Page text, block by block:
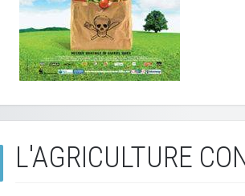
L'AGRICULTURE